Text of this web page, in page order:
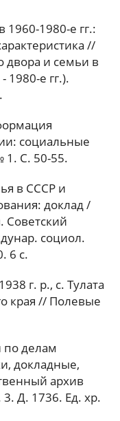
1960-1980-е гг.:
//
двора и семьи в
е гг.).
социальные
C. 50-55.
в СССР и
доклад /
Советский
социол.
6 с.
г. р., с. Тулата
края // Полевые
по делам
докладные,
архив
Д. 1736. Ед. хр.